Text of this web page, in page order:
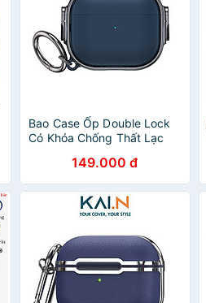
Bao Case Ốp Double Lock
Có Khóa Chống Thất Lạc
Pro 2 - Hàng Chính Hãng
149.000 đ